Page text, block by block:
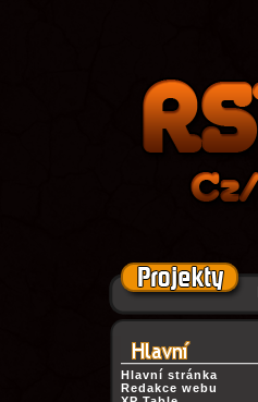
Hlavní stránka
Redakce webu